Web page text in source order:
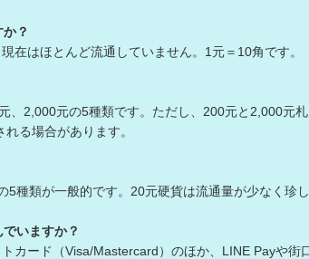
？
在はほとんど流通していません。1元＝10角です。
、2,000元の5種類です。ただし、200元と2,000元
る場合があります。
種類が一般的です。20元硬貨は流通量が少なく珍し
いますか？
カード（Visa/Mastercard）のほか、LINE Payや街